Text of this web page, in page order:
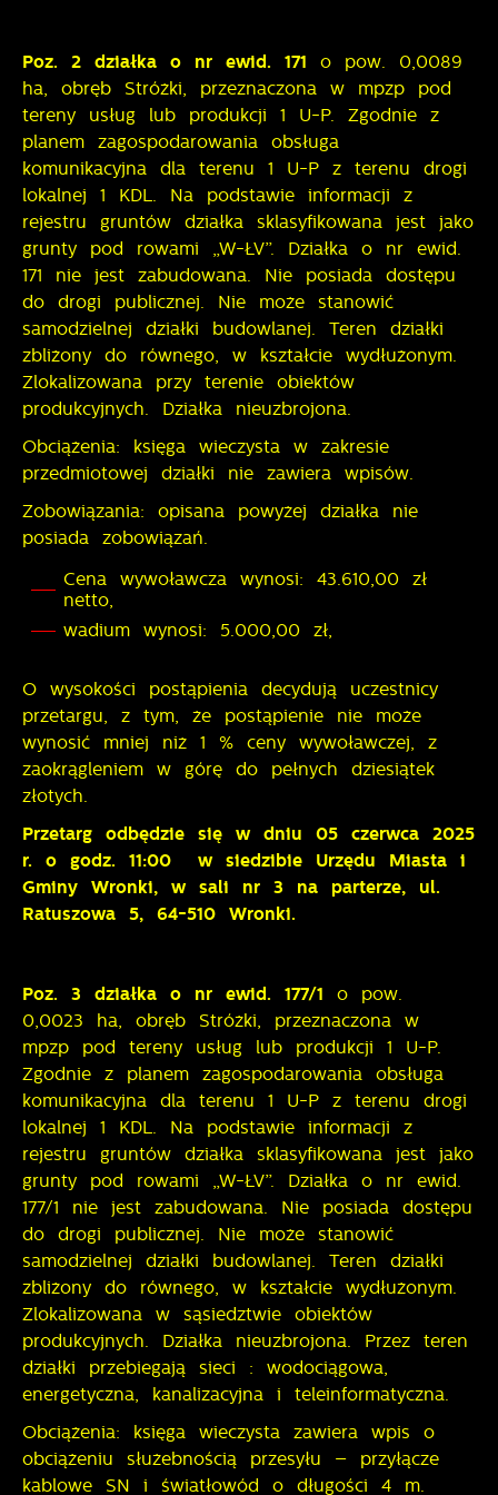
Poz. 2 działka o nr ewid. 171 o pow. 0,0089
ha, obręb Stróżki, przeznaczona w mpzp pod
tereny usług lub produkcji 1 U-P. Zgodnie z
planem zagospodarowania obsługa
komunikacyjna dla terenu 1 U-P z terenu drogi
lokalnej 1 KDL. Na podstawie informacji z
rejestru gruntów działka sklasyfikowana jest jako
grunty pod rowami „W-ŁV”. Działka o nr ewid.
171 nie jest zabudowana. Nie posiada dostępu
do drogi publicznej. Nie może stanowić
samodzielnej działki budowlanej. Teren działki
zbliżony do równego, w kształcie wydłużonym.
Zlokalizowana przy terenie obiektów
produkcyjnych. Działka nieuzbrojona.
Obciążenia: księga wieczysta w zakresie
przedmiotowej działki nie zawiera wpisów.
Zobowiązania: opisana powyżej działka nie
posiada zobowiązań.
Cena wywoławcza wynosi: 43.610,00 zł
netto,
wadium wynosi: 5.000,00 zł,
O wysokości postąpienia decydują uczestnicy
przetargu, z tym, że postąpienie nie może
wynosić mniej niż 1 % ceny wywoławczej, z
zaokrągleniem w górę do pełnych dziesiątek
złotych.
Przetarg odbędzie się w dniu 05 czerwca 2025
r. o godz. 11:00 w siedzibie Urzędu Miasta i
Gminy Wronki, w sali nr 3 na parterze, ul.
Ratuszowa 5, 64-510 Wronki.
Poz. 3 działka o nr ewid. 177/1 o pow.
0,0023 ha, obręb Stróżki, przeznaczona w
mpzp pod tereny usług lub produkcji 1 U-P.
Zgodnie z planem zagospodarowania obsługa
komunikacyjna dla terenu 1 U-P z terenu drogi
lokalnej 1 KDL. Na podstawie informacji z
rejestru gruntów działka sklasyfikowana jest jako
grunty pod rowami „W-ŁV”. Działka o nr ewid.
177/1 nie jest zabudowana. Nie posiada dostępu
do drogi publicznej. Nie może stanowić
samodzielnej działki budowlanej. Teren działki
zbliżony do równego, w kształcie wydłużonym.
Zlokalizowana w sąsiedztwie obiektów
produkcyjnych. Działka nieuzbrojona. Przez teren
działki przebiegają sieci : wodociągowa,
energetyczna, kanalizacyjna i teleinformatyczna.
Obciążenia: księga wieczysta zawiera wpis o
obciążeniu służebnością przesyłu – przyłącze
kablowe SN i światłowód o długości 4 m.